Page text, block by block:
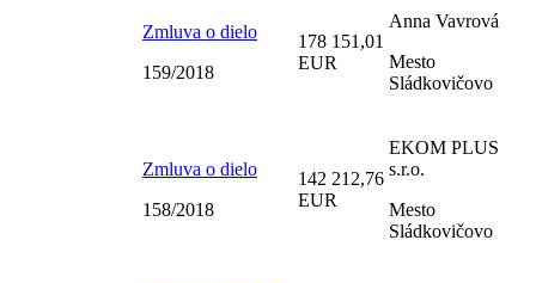
Zmluva o dielo
159/2018
178 151,01
EUR
Anna Vavrová
Mesto
Sládkovičovo
Zmluva o dielo
158/2018
142 212,76
EUR
EKOM PLUS
s.r.o.
Mesto
Sládkovičovo